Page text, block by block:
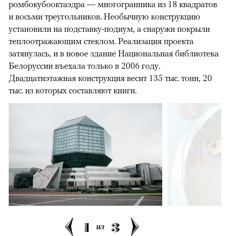
ромбокубооктаэдра — многогранника из 18 квадратов
и восьми треугольников. Необычную конструкцию
установили на подставку-подиум, а снаружи покрыли
теплоотражающим стеклом. Реализация проекта
затянулась, и в новое здание Национальная библиотека
Белоруссии въехала только в 2006 году.
Двадцатиэтажная конструкция весит 135 тыс. тонн, 20
тыс. из которых составляют книги.
1 из 3